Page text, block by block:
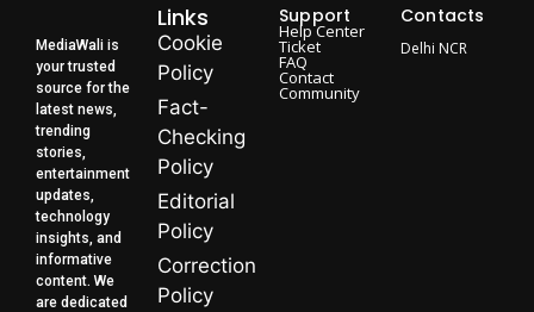
MediaWali is
your trusted
source for the
latest news,
trending
stories,
entertainment
updates,
technology
insights, and
informative
content. We
are dedicated
Links
Cookie
Policy
Fact-
Checking
Policy
Editorial
Policy
Correction
Policy
Support
Help Center
Ticket
FAQ
Contact
Community
Contacts
Delhi NCR